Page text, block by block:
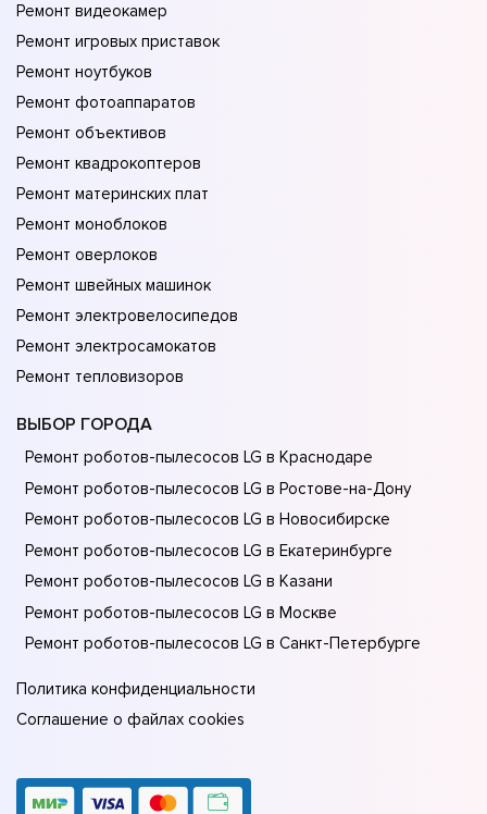
Ремонт видеокамер
Ремонт игровых приставок
Ремонт ноутбуков
Ремонт фотоаппаратов
Ремонт объективов
Ремонт квадрокоптеров
Ремонт материнских плат
Ремонт моноблоков
Ремонт оверлоков
Ремонт швейных машинок
Ремонт электровелосипедов
Ремонт электросамокатов
Ремонт тепловизоров
ВЫБОР ГОРОДА
Ремонт роботов-пылесосов LG в Краснодаре
Ремонт роботов-пылесосов LG в Ростове-на-Донy
Ремонт роботов-пылесосов LG в Новосибирске
Ремонт роботов-пылесосов LG в Екатеринбурге
Ремонт роботов-пылесосов LG в Казани
Ремонт роботов-пылесосов LG в Москве
Ремонт роботов-пылесосов LG в Санкт-Петербурге
Политика конфиденциальности
Соглашение о файлах cookies